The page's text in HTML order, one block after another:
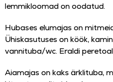
lemmikloomad on oodatud.
Hubases elumajas on
Ühiskasutuses on köök,
vannituba/wc. Eraldi
Aiamajas on kaks ärklituba,